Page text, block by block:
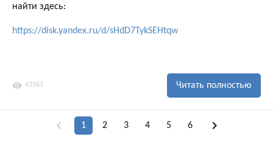
найти здесь:
https://disk.yandex.ru/d/sHdD7TykSEHtqw
visibility 43161 Читать полностью
chevron_left 1 2 3 4 5 6 chevron_right